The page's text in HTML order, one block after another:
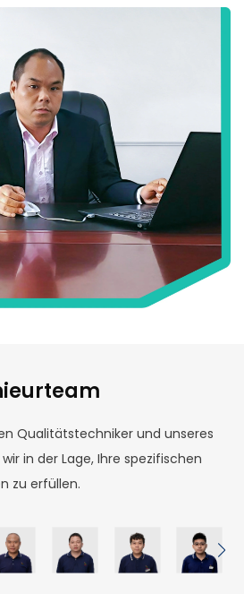
Qualitätstechniker und unseres
in der Lage, Ihre spezifischen
zu erfüllen.